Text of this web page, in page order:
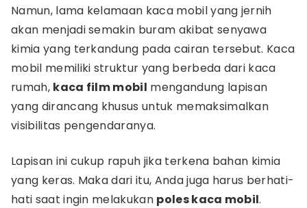
Namun, lama kelamaan kaca mobil yang jernih
akan menjadi semakin buram akibat senyawa
kimia yang terkandung pada cairan tersebut. Kaca
mobil memiliki struktur yang berbeda dari kaca
rumah, kaca film mobil mengandung lapisan
yang dirancang khusus untuk memaksimalkan
visibilitas pengendaranya.
Lapisan ini cukup rapuh jika terkena bahan kimia
yang keras. Maka dari itu, Anda juga harus berhati-
hati saat ingin melakukan poles kaca mobil.